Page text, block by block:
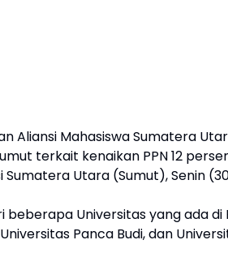
Aliansi Mahasiswa Sumatera
terkait kenaikan PPN 12
Sumatera Utara (Sumut), Senin
Universitas yang ada di
Panca Budi, dan